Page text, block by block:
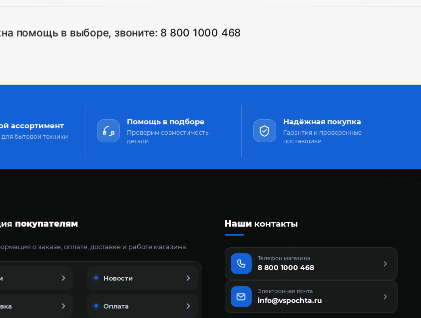
помощь в выборе, звоните: 8 800 1000 468
ассортимент
для бытовой техники
Помощь в подборе
Проверим совместимость
детали
Надёжная покупка
Гарантия и проверенные
поставщики
покупателям
о заказе, оплате, доставке и работе магазина.
Новости
Оплата
Нашиконтакты
Телефон магазина
8 800 1000 468
Электронная почта
info@vspochta.ru